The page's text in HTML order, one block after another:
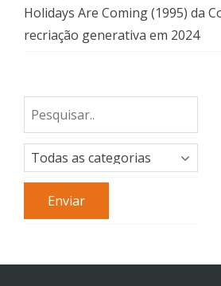
Holidays Are Coming (1995) da
recriação generativa em 2024